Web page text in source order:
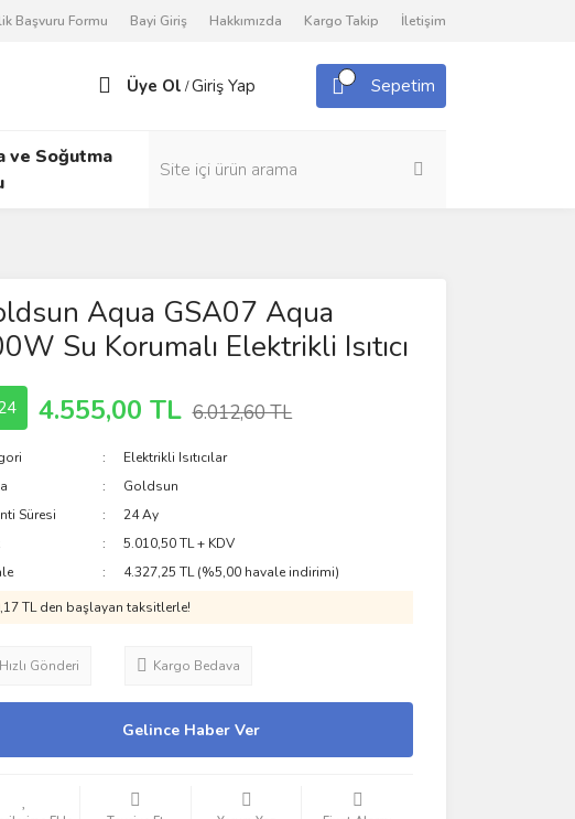
Başvuru Formu Bayi Giriş Hakkımızda Kargo Takip İletişim
Üye Ol /Giriş Yap Sepetim
ve Soğutma
Aqua GSA07 Aqua
Su Korumalı Elektrikli Isıtıcı
4.555,00 TL 6.012,60 TL
Elektrikli Isıtıcılar
Goldsun
Süresi
24 Ay
5.010,50 TL + KDV
4.327,25 TL (%5,00 havale indirimi)
TL den başlayan taksitlerle!
Hızlı Gönderi Kargo Bedava
Gelince Haber Ver